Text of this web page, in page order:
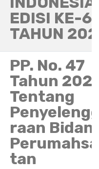
EDISI KE-6
TAHUN
PP. No. 47
Tahun
Tentang
raan
tan